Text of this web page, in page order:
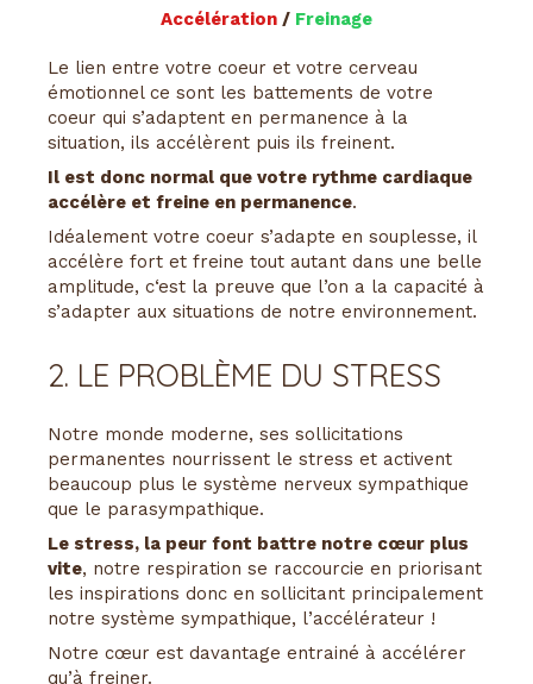
Accélération / Freinage
Le lien entre votre coeur et votre cerveau
émotionnel ce sont les battements de votre
coeur qui s’adaptent en permanence à la
situation, ils accélèrent puis ils freinent.
Il est donc normal que votre rythme cardiaque
accélère et freine en permanence.
Idéalement votre coeur s’adapte en souplesse, il
accélère fort et freine tout autant dans une belle
amplitude, c‘est la preuve que l’on a la capacité à
s’adapter aux situations de notre environnement.
2. LE PROBLÈME DU STRESS
Notre monde moderne, ses sollicitations
permanentes nourrissent le stress et activent
beaucoup plus le système nerveux sympathique
que le parasympathique.
Le stress, la peur font battre notre cœur plus
vite, notre respiration se raccourcie en priorisant
les inspirations donc en sollicitant principalement
notre système sympathique, l’accélérateur !
Notre cœur est davantage entrainé à accélérer
qu’à freiner.